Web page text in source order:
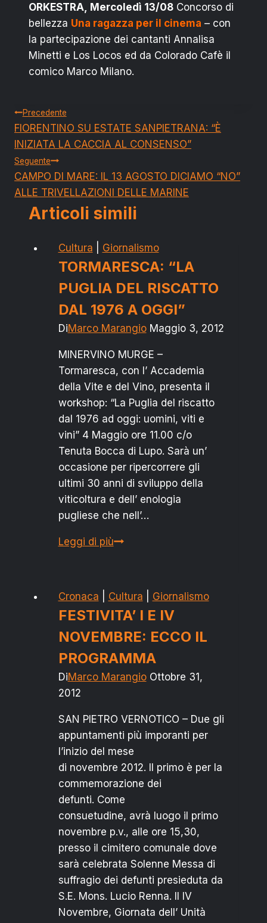
ORKESTRA, Mercoledì 13/08 Concorso di
bellezza Una ragazza per il cinema – con
la partecipazione dei cantanti Annalisa
Minetti e Los Locos ed da Colorado Cafè il
comico Marco Milano.
Navigazione
articoli
Precedente
FIORENTINO SU ESTATE SANPIETRANA: “È
INIZIATA LA CACCIA AL CONSENSO”
Seguente
CAMPO DI MARE: IL 13 AGOSTO DICIAMO “NO”
ALLE TRIVELLAZIONI DELLE MARINE
Articoli simili
Cultura Giornalismo
TORMARESCA: “LA
PUGLIA DEL RISCATTO
DAL 1976 A OGGI”
DiMarco Marangio Maggio 3, 2012
MINERVINO MURGE –
Tormaresca, con l’ Accademia
della Vite e del Vino, presenta il
workshop: “La Puglia del riscatto
dal 1976 ad oggi: uomini, viti e
vini” 4 Maggio ore 11.00 c/o
Tenuta Bocca di Lupo. Sarà un’
occasione per ripercorrere gli
ultimi 30 anni di sviluppo della
viticoltura e dell’ enologia
pugliese che nell’…
Leggi di piùTORMARESCA:
RISCATTO
DAL
1976
A
Cronaca Cultura Giornalismo
FESTIVITA’ I E IV
NOVEMBRE: ECCO IL
PROGRAMMA
DiMarco Marangio Ottobre 31,
2012
SAN PIETRO VERNOTICO – Due gli
appuntamenti più imporanti per
l’inizio del mese
di novembre 2012. Il primo è per la
commemorazione dei
defunti. Come
consuetudine, avrà luogo il primo
novembre p.v., alle ore 15,30,
presso il cimitero comunale dove
sarà celebrata Solenne Messa di
suffragio dei defunti presieduta da
S.E. Mons. Lucio Renna. Il IV
Novembre, Giornata dell’ Unità